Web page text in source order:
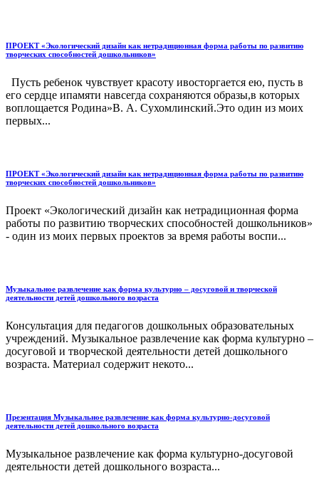
ПРОЕКТ «Экологический дизайн как нетрадиционная форма работы по развитию
творческих способностей дошкольников»
Пусть ребенок чувствует красоту ивосторгается ею, пусть в
его сердце ипамяти навсегда сохраняются образы,в которых
воплощается Родина»В. А. Сухомлинский.Это один из моих
первых...
ПРОЕКТ «Экологический дизайн как нетрадиционная форма работы по развитию
творческих способностей дошкольников»
Проект «Экологический дизайн как нетрадиционная форма
работы по развитию творческих способностей дошкольников»
- один из моих первых проектов за время работы воспи...
Музыкальное развлечение как форма культурно – досуговой и творческой
деятельности детей дошкольного возраста
Консультация для педагогов дошкольных образовательных
учреждений. Музыкальное развлечение как форма культурно –
досуговой и творческой деятельности детей дошкольного
возраста. Материал содержит некото...
Презентация Музыкальное развлечение как форма культурно-досуговой
деятельности детей дошкольного возраста
Музыкальное развлечение как форма культурно-досуговой
деятельности детей дошкольного возраста...